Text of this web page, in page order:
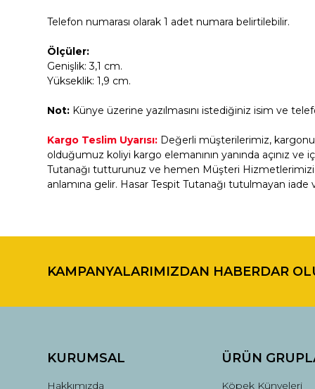
Telefon numarası olarak 1 adet numara belirtilebilir.
Ölçüler:
Genişlik: 3,1 cm.
Yükseklik: 1,9 cm.
Not: Künye üzerine yazılmasını istediğiniz isim ve
Kargo Teslim Uyarısı: Değerli müşterilerimiz,
olduğumuz koliyi kargo elemanının yanında açınız
Tutanağı tutturunuz ve hemen Müşteri Hizmetlerimizi
anlamına gelir. Hasar Tespit Tutanağı tutulmayan
Görüş ve önerileriniz için teşekkür ederiz.
Ürün resmi kalitesiz, bozuk veya görüntülenemiyor.
Ürün bilgilerinde hatalar bulunuyor.
Bu ürüne benzer farklı alternatifler olmalı.
KAMPANYALARIMIZDAN HABERDAR
KURUMSAL
Hakkımızda
ÜRÜN
Köpek Künyeleri